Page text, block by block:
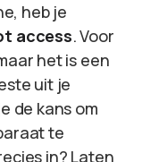
heb je
access. Voor
het is een
uit je
de kans om
te
in? Laten